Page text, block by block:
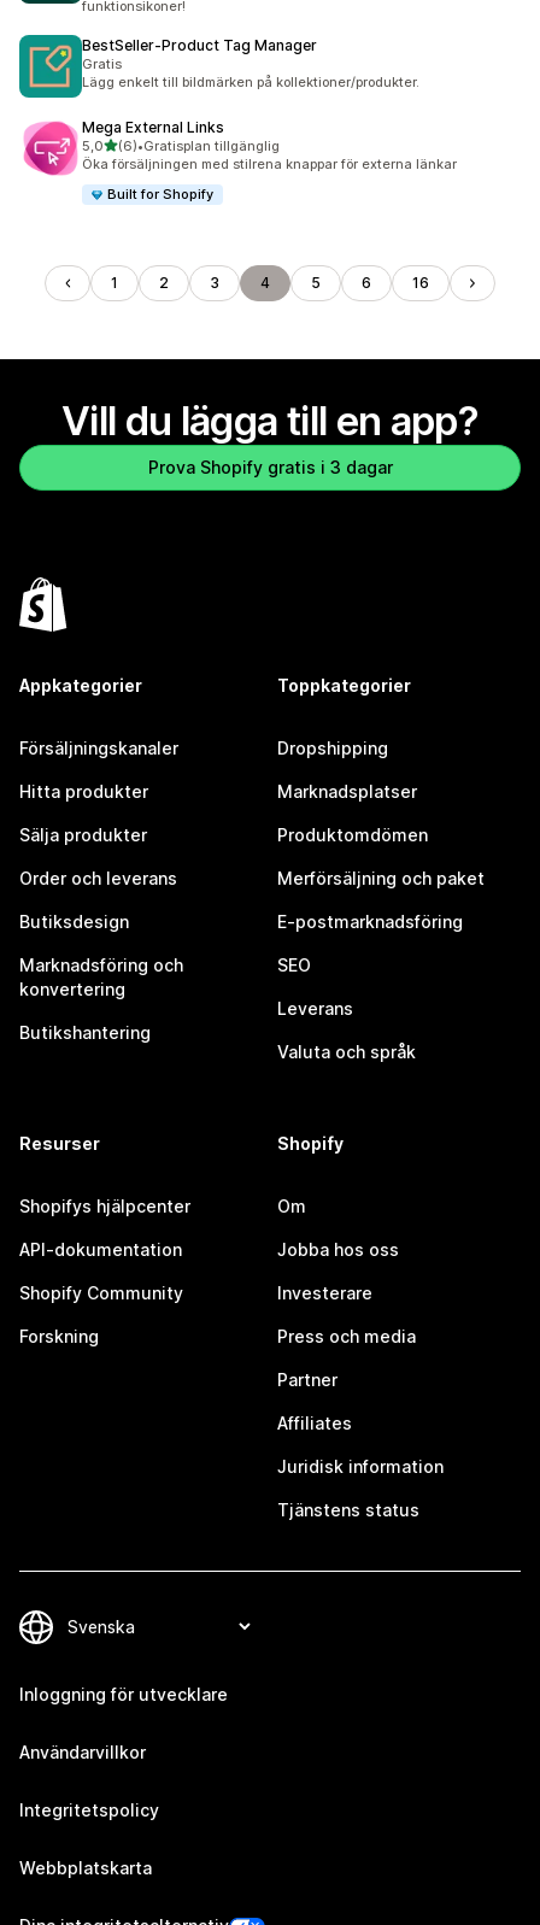
funktionsikoner!
BestSeller‑Product Tag Manager
Gratis
Lägg enkelt till bildmärken på kollektioner/produkter.
Mega External Links
5,0av 5 stjärnor
(6)
6 recensioner totalt
•Gratisplan tillgänglig
Öka försäljningen med stilrena knappar för externa länkar
Built for Shopify
1 2 3 4 5 6 16
Vill du lägga till en app?
Prova Shopify gratis i 3 dagar
Appkategorier
Försäljningskanaler
Hitta produkter
Sälja produkter
Order och leverans
Butiksdesign
Marknadsföring och
konvertering
Butikshantering
Toppkategorier
Dropshipping
Marknadsplatser
Produktomdömen
Merförsäljning och paket
E-postmarknadsföring
SEO
Leverans
Valuta och språk
Resurser
Shopifys hjälpcenter
API-dokumentation
Shopify Community
Forskning
Shopify
Om
Jobba hos oss
Investerare
Press och media
Partner
Affiliates
Juridisk information
Tjänstens status
Inloggning för utvecklare
Användarvillkor
Integritetspolicy
Webbplatskarta